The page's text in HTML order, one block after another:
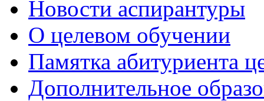
Новости аспирантуры
О целевом обучении
Памятка абитуриента
Дополнительное